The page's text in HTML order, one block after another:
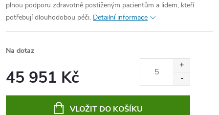
plnou podporu zdravotně postiženým pacientům a lidem, kteří
potřebují dlouhodobou péči. Detailní informace
Na dotaz
45 951 Kč
VLOŽIT DO KOŠÍKU